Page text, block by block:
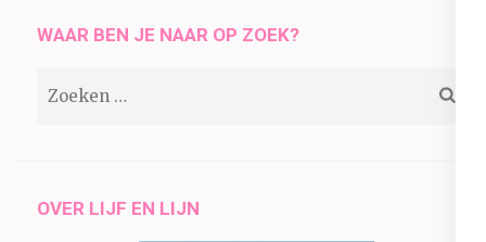
WAAR BEN JE NAAR OP ZOEK?
OVER LIJF EN LIJN